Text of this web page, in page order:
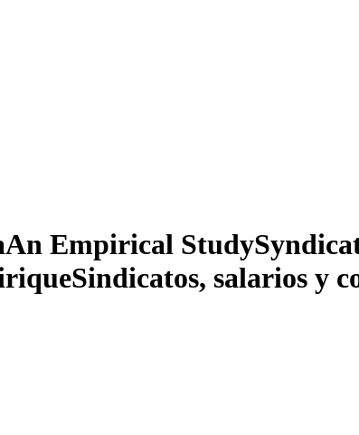
An Empirical Study
Sindicatos, salarios y